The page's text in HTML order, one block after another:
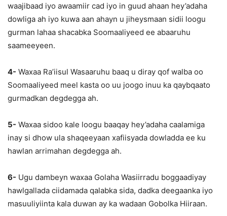
waajibaad iyo awaamiir cad iyo in guud ahaan hey’adaha
dowliga ah iyo kuwa aan ahayn u jiheysmaan sidii loogu
gurman lahaa shacabka Soomaaliyeed ee abaaruhu
saameeyeen.
4- Waxaa Ra’iisul Wasaaruhu baaq u diray qof walba oo
Soomaaliyeed meel kasta oo uu joogo inuu ka qaybqaato
gurmadkan degdegga ah.
5- Waxaa sidoo kale loogu baaqay hey’adaha caalamiga
inay si dhow ula shaqeeyaan xafiisyada dowladda ee ku
hawlan arrimahan degdegga ah.
6- Ugu dambeyn waxaa Golaha Wasiirradu boggaadiyay
hawlgallada ciidamada qalabka sida, dadka deegaanka iyo
masuuliyiinta kala duwan ay ka wadaan Gobolka Hiiraan.